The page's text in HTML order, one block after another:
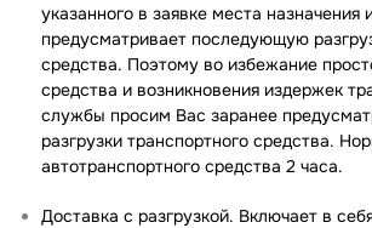
указанного в заявке места назначения
предусматривает последующую
средства. Поэтому во избежание
средства и возникновения издержек
службы просим Вас заранее
разгрузки транспортного средства.
автотранспортного средства 2 часа.
Доставка с разгрузкой. Включает в